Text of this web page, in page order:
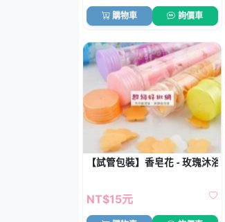
購物車 詢價車
【試管包裝】香皂花 - 玫瑰沐浴片
NT$15元